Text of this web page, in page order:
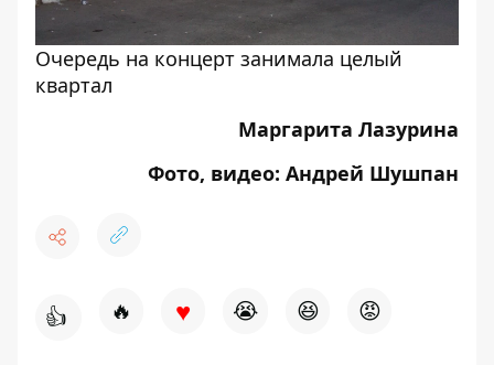
Очередь на концерт занимала целый
квартал
Маргарита Лазурина
Фото, видео: Андрей Шушпан
👍 🔥 ♥ 😭 😆 😡